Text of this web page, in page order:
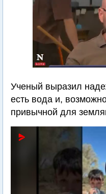
Ученый выразил
есть вода и,
привычной для